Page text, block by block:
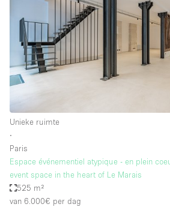
Unieke ruimte
∙
Paris
Espace événementiel atypique - en plein
event space in the heart of Le Marais
525 m²
van 6.000€ per dag